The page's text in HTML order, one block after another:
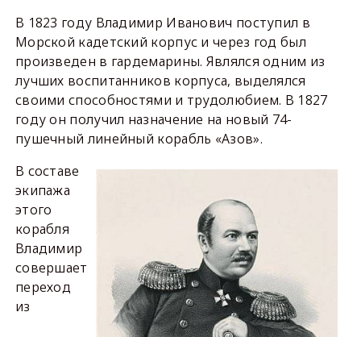
В 1823 году Владимир Иванович поступил в
Морской кадетский корпус и через год был
произведен в гардемарины. Являлся одним из
лучших воспитанников корпуса, выделялся
своими способностями и трудолюбием. В 1827
году он получил назначение на новый 74-
пушечный линейный корабль «Азов».
В составе
экипажа
этого
корабля
Владимир
совершает
переход
из